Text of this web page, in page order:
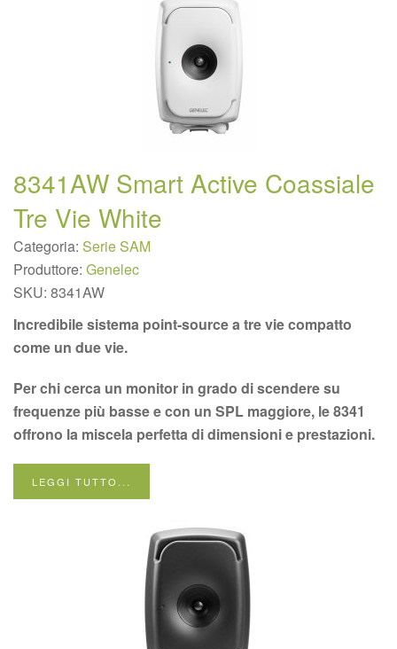
8341AW Smart Active Coassiale
Tre Vie White
Categoria: Serie SAM
Produttore: Genelec
SKU: 8341AW
Incredibile sistema point-source a tre vie compatto
come un due vie.
Per chi cerca un monitor in grado di scendere su
frequenze più basse e con un SPL maggiore, le 8341
offrono la miscela perfetta di dimensioni e prestazioni.
LEGGI TUTTO...